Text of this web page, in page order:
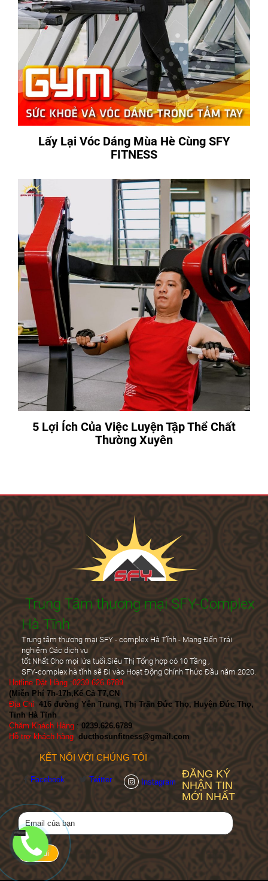
Lấy Lại Vóc Dáng Mùa Hè Cùng SFY
FITNESS
5 Lợi Ích Của Việc Luyện Tập Thể Chất
Thường Xuyên
Trung Tâm thương mại SFY-Complex
Hà Tĩnh
Trung tâm thương mại SFY - complex Hà Tĩnh - Mang Đến Trái
nghiệm Các dịch vụ
tốt Nhất Cho mọi lứa tuổi.Siêu Thị Tổng hợp có 10 Tầng ,
SFY-complex hà tĩnh sẽ Đi vào Hoạt Động Chính Thức Đầu năm 2020.
Hotline Đặt Hàng :0239.626.6789
(Miễn Phí 7h-17h,Kể Cả T7,CN
Địa Chỉ 416 đường Yên Trung, Thị Trấn Đức Thọ, Huyện Đức Thọ,
Tỉnh Hà Tĩnh
Chăm Khách Hàng : 0239.626.6789
Hỗ trợ khách hàng ducthosunfitness@gmail.com
KẾT NỐI VỚI CHÚNG TÔI
Facebook Twitter Instagram
ĐĂNG KÝ
NHẬN TIN
MỚI NHẤT